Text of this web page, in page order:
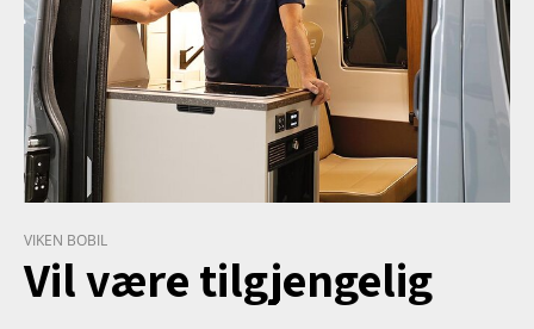
VIKEN BOBIL
Vil være tilgjengelig